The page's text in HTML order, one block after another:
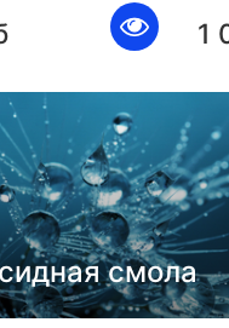
1
смола